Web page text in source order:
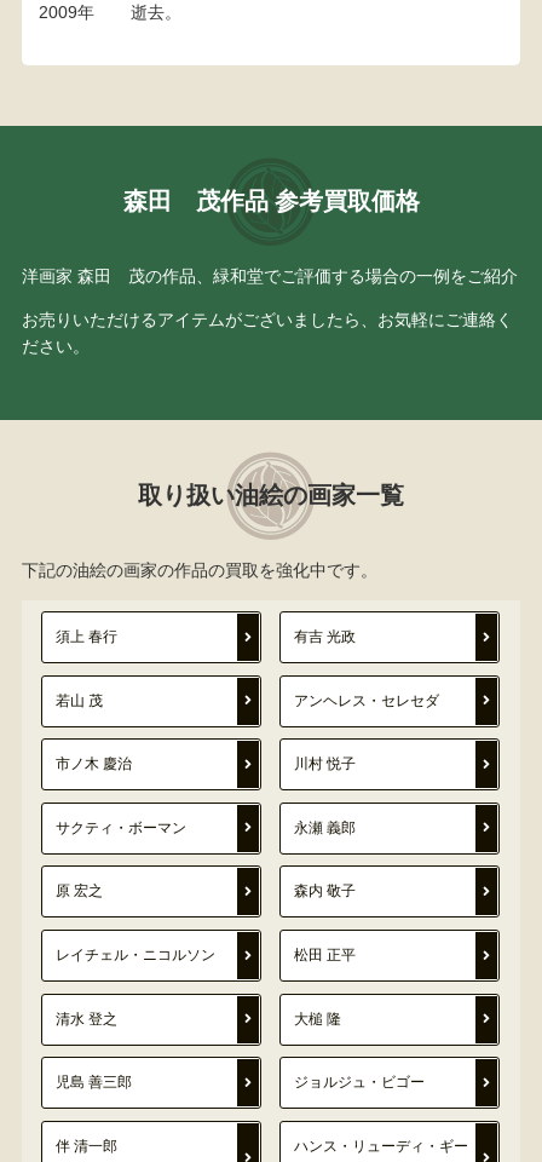
2009年
逝去。
森田 茂作品 参考買取価格
洋画家 森田 茂の作品、緑和堂でご評価する場合の一例をご紹介
お売りいただけるアイテムがございましたら、お気軽にご連絡く
ださい。
取り扱い油絵の画家一覧
下記の油絵の画家の作品の買取を強化中です。
須上 春行 有吉 光政
若山 茂 アンヘレス・セレセダ
市ノ木 慶治 川村 悦子
サクティ・ボーマン 永瀬 義郎
原 宏之 森内 敬子
レイチェル・ニコルソン 松田 正平
清水 登之 大槌 隆
児島 善三郎 ジョルジュ・ビゴー
伴 清一郎
ハンス・リューディ・ギー